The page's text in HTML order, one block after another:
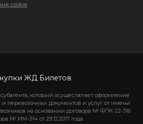
cookie
ЖД Билетов.
который осуществляет оформление
перевозочных документов и услуг от имени
на основании договора № ФПК-22-316
№ ИМ-314 от 29.12.2017 года.